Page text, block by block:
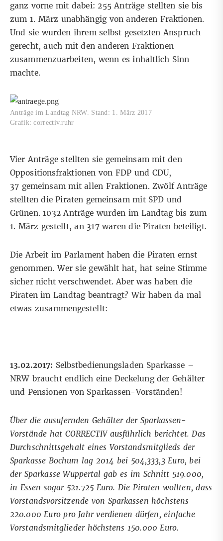
ganz vorne mit dabei: 255 Anträge stellten sie bis
zum 1. März unabhängig von anderen Fraktionen.
Und sie wurden ihrem selbst gesetzten Anspruch
gerecht, auch mit den anderen Fraktionen
zusammenzuarbeiten, wenn es inhaltlich Sinn
machte.
Anträge im Landtag NRW. Stand: 1. März 2017
Grafik: correctiv.ruhr
Vier Anträge stellten sie gemeinsam mit den
Oppositionsfraktionen von FDP und CDU,
37 gemeinsam mit allen Fraktionen. Zwölf Anträge
stellten die Piraten gemeinsam mit SPD und
Grünen. 1032 Anträge wurden im Landtag bis zum
1. März gestellt, an 317 waren die Piraten beteiligt.
Die Arbeit im Parlament haben die Piraten ernst
genommen. Wer sie gewählt hat, hat seine Stimme
sicher nicht verschwendet. Aber was haben die
Piraten im Landtag beantragt? Wir haben da mal
etwas zusammengestellt:
13.02.2017: Selbstbedienungsladen Sparkasse –
NRW braucht endlich eine Deckelung der Gehälter
und Pensionen von Sparkassen-Vorständen!
Über die ausufernden Gehälter der Sparkassen-
Vorständehat CORRECTIV ausführlich berichtet. Das
Durchschnittsgehalt eines Vorstandsmitglieds der
Sparkasse Bochum lag 2014 bei 504,333,3 Euro, bei
der Sparkasse Wuppertal gab es im Schnitt 519.000,
in Essen sogar 521.725 Euro. Die Piraten wollten, dass
Vorstandsvorsitzende von Sparkassen höchstens
220.000 Euro pro Jahr verdienen dürfen, einfache
Vorstandsmitglieder höchstens 150.000 Euro.